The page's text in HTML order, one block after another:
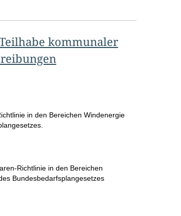
kommunaler
in den Bereichen Windenergie
Richtlinie in den Bereichen
Bundesbedarfsplangesetzes